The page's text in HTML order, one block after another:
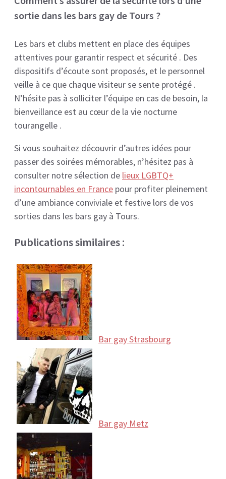
sortie dans les bars gay de Tours ?
Les bars et clubs mettent en place des équipes
attentives pour garantir respect et sécurité . Des
dispositifs d’écoute sont proposés, et le personnel
veille à ce que chaque visiteur se sente protégé .
N’hésite pas à solliciter l’équipe en cas de besoin, la
bienveillance est au cœur de la vie nocturne
tourangelle .
Si vous souhaitez découvrir d’autres idées pour
passer des soirées mémorables, n’hésitez pas à
consulter notre sélection de lieux LGBTQ+
incontournables en France pour profiter pleinement
d’une ambiance conviviale et festive lors de vos
sorties dans les bars gay à Tours.
Publications similaires :
Bar gay Strasbourg
Bar gay Metz